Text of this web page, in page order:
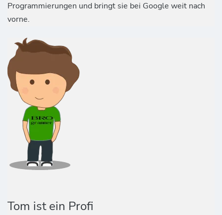
Programmierungen und bringt sie bei Google weit nach
vorne.
Tom ist ein Profi